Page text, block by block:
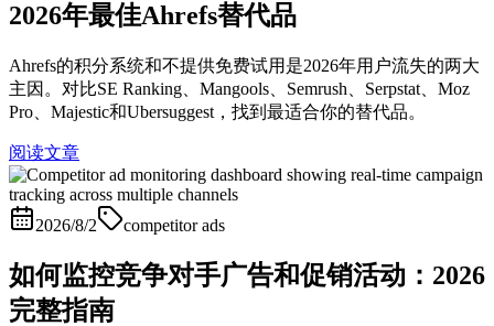
2026年最佳Ahrefs替代品
Ahrefs的积分系统和不提供免费试用是2026年用户流失的两大
主因。对比SE Ranking、Mangools、Semrush、Serpstat、Moz
Pro、Majestic和Ubersuggest，找到最适合你的替代品。
阅读文章
2026/8/2 competitor ads
如何监控竞争对手广告和促销活动：2026
完整指南